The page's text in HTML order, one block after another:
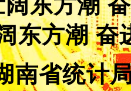
东方潮 奋
南省统